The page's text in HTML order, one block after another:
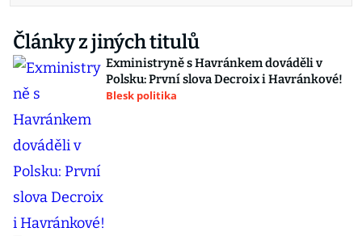
Články z jiných titulů
Exministryně s Havránkem dováděli v
Polsku: První slova Decroix i Havránkové!
Blesk politika